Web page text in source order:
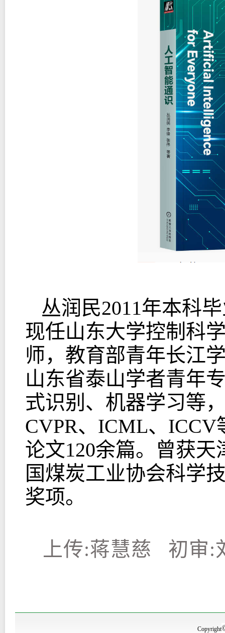
丛润民2011年本科
现任山东大学控制科
师，教育部青年长江
山东省泰山学者青年
式识别、机器学习等
CVPR、ICML、
论文120余篇。曾获
国煤炭工业协会科学
奖项。
上传:蒋慧慈 初审:
Copyright